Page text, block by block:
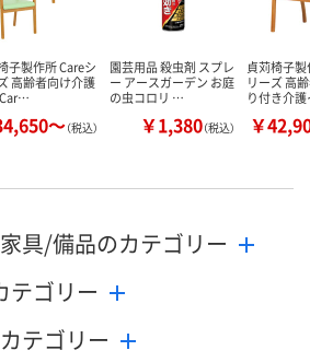
子製作所 Careシ
高齢者向け介護
～（税込）
園芸用品 殺虫剤 スプレ
ー アースガーデン お庭
の虫コロリ …
￥1,380（税込）
貞苅椅子
リーズ 高
り付き介
￥
具/備品のカテゴリー
テゴリー
テゴリー